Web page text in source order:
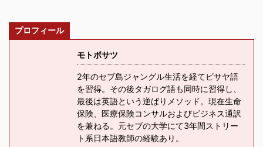
プロフィール
モトボサツ
2年のセブ島ジャングル生活を経てビサヤ語
を習得。その後タガログ語も同時に習得し、
最後は英語という逆ばりメソッド。現在生命
保険、医療保険コンサルおよびビジネス通訳
を兼ねる。元セブの大学にて3年間ストリー
ト系日本語教師の経験あり。